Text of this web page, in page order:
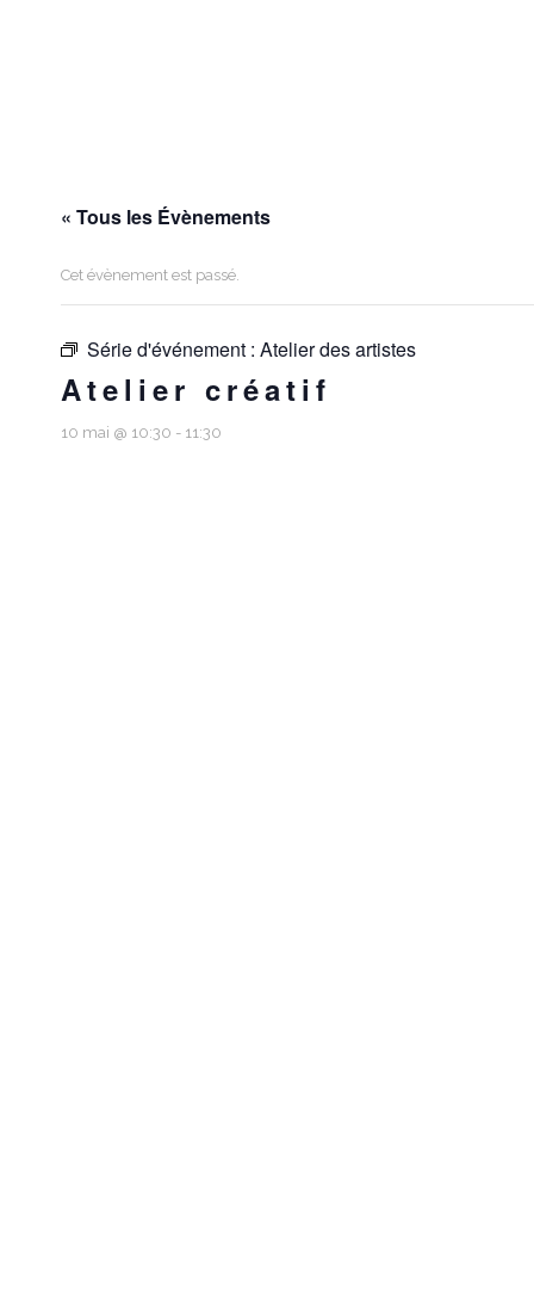
« Tous les Évènements
Cet évènement est passé.
Série d'événement : Atelier des artistes
Atelier créatif
10 mai @ 10:30 - 11:30